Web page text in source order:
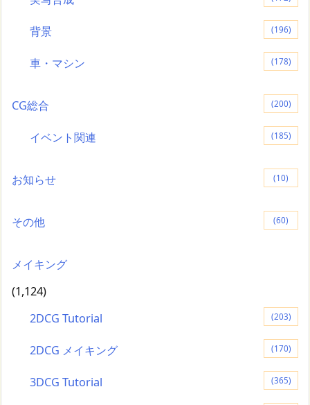
背景 (196)
車・マシン (178)
CG総合 (200)
イベント関連 (185)
お知らせ (10)
その他 (60)
メイキング
(1,124)
2DCG Tutorial
(203)
2DCG メイキング (170)
3DCG Tutorial (365)